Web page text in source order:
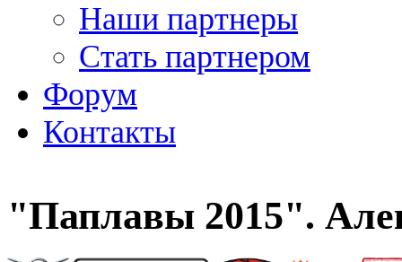
Наши партнеры
Стать партнером
Форум
Контакты
"Паплавы 2015".